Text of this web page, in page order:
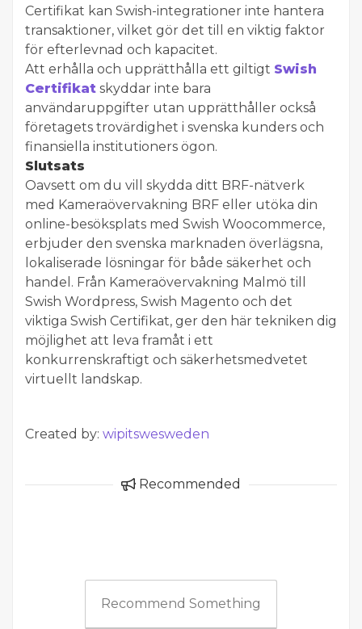
Certifikat kan Swish-integrationer inte hantera
transaktioner, vilket gör det till en viktig faktor
för efterlevnad och kapacitet.
Att erhålla och upprätthålla ett giltigt Swish
Certifikat skyddar inte bara
användaruppgifter utan upprätthåller också
företagets trovärdighet i svenska kunders och
finansiella institutioners ögon.
Slutsats
Oavsett om du vill skydda ditt BRF-nätverk
med Kameraövervakning BRF eller utöka din
online-besöksplats med Swish Woocommerce,
erbjuder den svenska marknaden överlägsna,
lokaliserade lösningar för både säkerhet och
handel. Från Kameraövervakning Malmö till
Swish Wordpress, Swish Magento och det
viktiga Swish Certifikat, ger den här tekniken dig
möjlighet att leva framåt i ett
konkurrenskraftigt och säkerhetsmedvetet
virtuellt landskap.
Created by: wipitswesweden
Recommended
Recommend Something